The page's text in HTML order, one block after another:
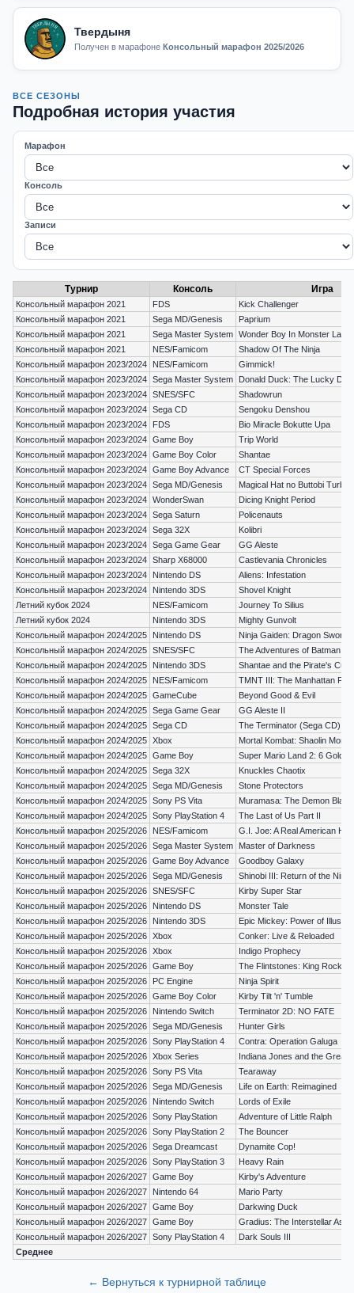
Твердыня
Получен в марафоне Консольный марафон 2025/2026
ВСЕ СЕЗОНЫ
Подробная история участия
Марафон
Консоль
Записи
Турнир Консоль Игра
Консольный марафон 2021 FDS
Kick Challenger
Консольный марафон 2021
Sega MD/Genesis
Paprium
Консольный марафон 2021
Sega Master System Wonder Boy In Monster Land
Консольный марафон 2021
NES/Famicom
Shadow Of The Ninja
Консольный марафон 2023/2024
NES/Famicom
Gimmick!
Консольный марафон 2023/2024 Sega Master System
Donald Duck: The Lucky
Консольный марафон 2023/2024 SNES/SFC
Shadowrun
Консольный марафон 2023/2024 Sega CD
Sengoku Denshou
Консольный марафон 2023/2024
FDS
Bio Miracle Bokutte Upa
Консольный марафон 2023/2024 Game Boy
Trip World
Консольный марафон 2023/2024 Game Boy Color
Shantae
Консольный марафон 2023/2024 Game Boy Advance
CT Special Forces
Консольный марафон 2023/2024 Sega MD/Genesis
Magical Hat no Buttobi
Консольный марафон 2023/2024 WonderSwan
Dicing Knight Period
Консольный марафон 2023/2024 Sega Saturn
Policenauts
Консольный марафон 2023/2024 Sega 32X
Kolibri
Консольный марафон 2023/2024 Sega Game Gear
GG Aleste
Консольный марафон 2023/2024 Sharp X68000
Castlevania Chronicles
Консольный марафон 2023/2024
Nintendo DS
Aliens: Infestation
Консольный марафон 2023/2024
Nintendo 3DS
Shovel Knight
Летний кубок 2024
NES/Famicom
Journey To Silius
Летний кубок 2024
Nintendo 3DS
Mighty Gunvolt
Консольный марафон 2024/2025
Nintendo DS
Ninja Gaiden: Dragon Sword
Консольный марафон 2024/2025 SNES/SFC
The Adventures of Batman &
Консольный марафон 2024/2025
Nintendo 3DS
Shantae and the Pirate's
Консольный марафон 2024/2025
NES/Famicom
TMNT III: The Manhattan
Консольный марафон 2024/2025 GameCube
Beyond Good & Evil
Консольный марафон 2024/2025 Sega Game Gear
GG Aleste II
Консольный марафон 2024/2025 Sega CD
The Terminator (Sega CD)
Консольный марафон 2024/2025 Xbox
Mortal Kombat: Shaolin Monks
Консольный марафон 2024/2025 Game Boy
Super Mario Land 2: 6
Консольный марафон 2024/2025 Sega 32X
Knuckles Chaotix
Консольный марафон 2024/2025 Sega MD/Genesis
Stone Protectors
Консольный марафон 2024/2025 Sony PS Vita
Muramasa: The Demon Blade
Консольный марафон 2024/2025 Sony PlayStation 4
The Last of Us Part II
Консольный марафон 2025/2026
NES/Famicom
G.I. Joe: A Real American
Консольный марафон 2025/2026 Sega Master System
Master of Darkness
Консольный марафон 2025/2026 Game Boy Advance
Goodboy Galaxy
Консольный марафон 2025/2026 Sega MD/Genesis
Shinobi III: Return of the
Консольный марафон 2025/2026 SNES/SFC
Kirby Super Star
Консольный марафон 2025/2026
Nintendo DS
Monster Tale
Консольный марафон 2025/2026
Nintendo 3DS
Epic Mickey: Power of Illusion
Консольный марафон 2025/2026 Xbox
Conker: Live & Reloaded
Консольный марафон 2025/2026 Xbox
Indigo Prophecy
Консольный марафон 2025/2026 Game Boy
The Flintstones: King Rock
Консольный марафон 2025/2026
PC Engine
Ninja Spirit
Консольный марафон 2025/2026 Game Boy Color
Kirby Tilt 'n' Tumble
Консольный марафон 2025/2026
Nintendo Switch
Terminator 2D: NO FATE
Консольный марафон 2025/2026 Sega MD/Genesis
Hunter Girls
Консольный марафон 2025/2026 Sony PlayStation 4
Contra: Operation Galuga
Консольный марафон 2025/2026 Xbox Series
Indiana Jones and the Great
Консольный марафон 2025/2026 Sony PS Vita
Tearaway
Консольный марафон 2025/2026 Sega MD/Genesis
Life on Earth: Reimagined
Консольный марафон 2025/2026
Nintendo Switch
Lords of Exile
Консольный марафон 2025/2026 Sony PlayStation
Adventure of Little Ralph
Консольный марафон 2025/2026 Sony PlayStation 2
The Bouncer
Консольный марафон 2025/2026 Sega Dreamcast
Dynamite Cop!
Консольный марафон 2025/2026 Sony PlayStation 3
Heavy Rain
Консольный марафон 2026/2027 Game Boy
Kirby's Adventure
Консольный марафон 2026/2027
Nintendo 64
Mario Party
Консольный марафон 2026/2027 Game Boy
Darkwing Duck
Консольный марафон 2026/2027 Game Boy
Gradius: The Interstellar
Консольный марафон 2026/2027 Sony PlayStation 4
Dark Souls III
Среднее
← Вернуться к турнирной таблице